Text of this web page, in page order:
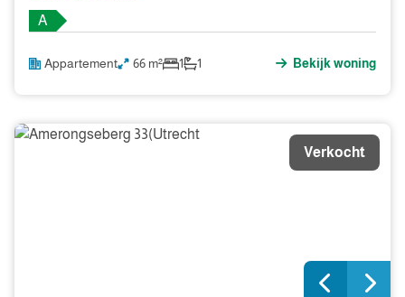
A
Appartement 66 m² 1 1 Bekijk woning
Verkocht